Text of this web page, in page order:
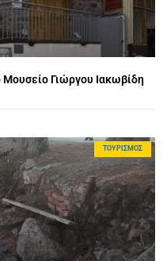
Μουσείο Γιώργου Ιακωβίδη
ΤΟΥΡΙΣΜΌΣ